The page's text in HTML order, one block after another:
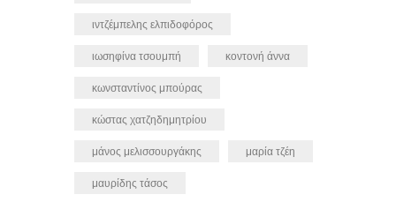
ιντζέμπελης ελπιδοφόρος
ιωσηφίνα τσουμπή κοντονή άννα
κωνσταντίνος μπούρας
κώστας χατζηδημητρίου
μάνος μελισσουργάκης μαρία τζέη
μαυρίδης τάσος